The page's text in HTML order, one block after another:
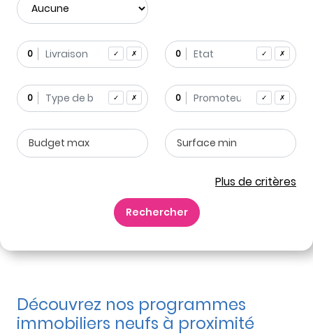
0 ✓ ✗ 0 ✓ ✗
0 ✓ ✗ 0 ✓ ✗
Plus de critères
Rechercher
Découvrez nos programmes
immobiliers neufs à proximité